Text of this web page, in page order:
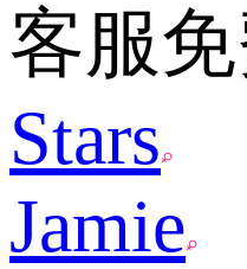
客服
Stars
Jamie